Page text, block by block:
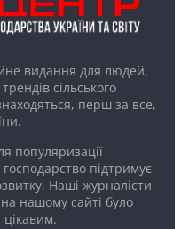
видання для людей,
сільського
перш за все,
популяризації
підтримує
Наші журналісти
нашому сайті було